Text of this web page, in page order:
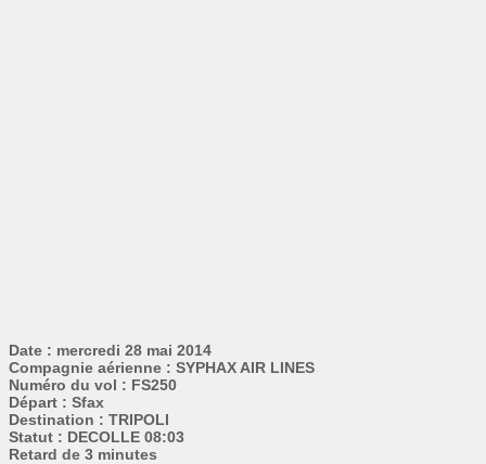
Date : mercredi 28 mai 2014
Compagnie aérienne : SYPHAX AIR LINES
Numéro du vol : FS250
Départ : Sfax
Destination : TRIPOLI
Statut : DECOLLE 08:03
Retard de 3 minutes